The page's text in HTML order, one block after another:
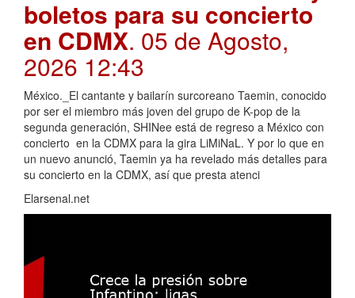
boletos para su concierto
en CDMX. 05 de Agosto,
2026 12:43
México._El cantante y bailarín surcoreano Taemin, conocido
por ser el miembro más joven del grupo de K-pop de la
segunda generación, SHINee está de regreso a México con
concierto en la CDMX para la gira LiMiNaL. Y por lo que en
un nuevo anunció, Taemin ya ha revelado más detalles para
su concierto en la CDMX, así que presta atenci
Elarsenal.net